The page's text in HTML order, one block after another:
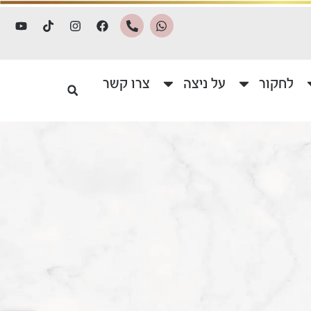
לחקור על ניצה צרו קשר